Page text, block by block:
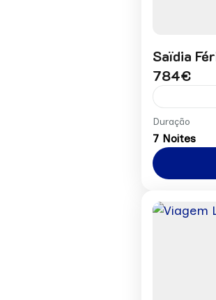
Saïdia
784€
Preço
África
Duração
7 Noites